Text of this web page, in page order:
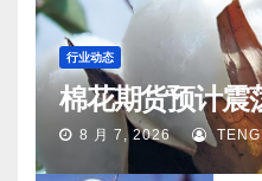
行业动态
棉花期货预计震
8 月 7, 2026 TENG